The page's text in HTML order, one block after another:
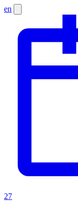
en
27